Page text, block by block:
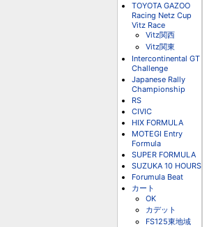
TOYOTA GAZOO
Racing Netz Cup
Vitz Race
Vitz関西
Vitz関東
Intercontinental GT
Challenge
Japanese Rally
Championship
RS
CIVIC
HIX FORMULA
MOTEGI Entry
Formula
SUPER FORMULA
SUZUKA 10 HOURS
Forumula Beat
カート
OK
カデット
FS125東地域